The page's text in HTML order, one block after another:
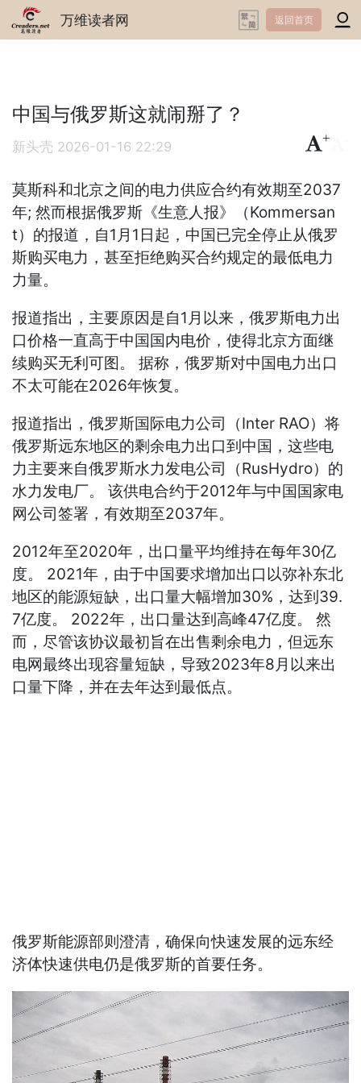
万维读者网 返回首页
中国与俄罗斯这就闹掰了？
新头壳 2026-01-16 22:29
+
莫斯科和北京之间的电力供应合约有效期至2037
年; 然而根据俄罗斯《生意人报》（Kommersan
t）的报道，自1月1日起，中国已完全停止从俄罗
斯购买电力，甚至拒绝购买合约规定的最低电力
力量。
报道指出，主要原因是自1月以来，俄罗斯电力出
口价格一直高于中国国内电价，使得北京方面继
续购买无利可图。 据称，俄罗斯对中国电力出口
不太可能在2026年恢复。
报道指出，俄罗斯国际电力公司（Inter RAO）将
俄罗斯远东地区的剩余电力出口到中国，这些电
力主要来自俄罗斯水力发电公司（RusHydro）的
水力发电厂。 该供电合约于2012年与中国国家电
网公司签署，有效期至2037年。
2012年至2020年，出口量平均维持在每年30亿
度。 2021年，由于中国要求增加出口以弥补东北
地区的能源短缺，出口量大幅增加30%，达到39.
7亿度。 2022年，出口量达到高峰47亿度。 然
而，尽管该协议最初旨在出售剩余电力，但远东
电网最终出现容量短缺，导致2023年8月以来出
口量下降，并在去年达到最低点。
俄罗斯能源部则澄清，确保向快速发展的远东经
济体快速供电仍是俄罗斯的首要任务。